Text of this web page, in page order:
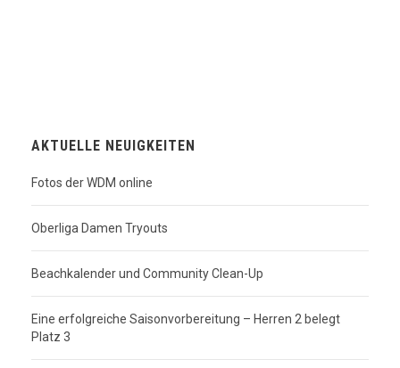
AKTUELLE NEUIGKEITEN
Fotos der WDM online
Oberliga Damen Tryouts
Beachkalender und Community Clean-Up
Eine erfolgreiche Saisonvorbereitung – Herren 2 belegt
Platz 3